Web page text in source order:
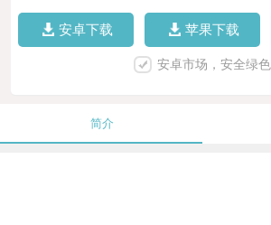
安卓下载 苹果下载
安卓市场，安全绿色
简介